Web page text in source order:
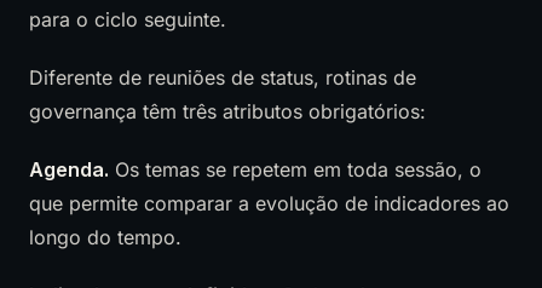
para o ciclo seguinte.
Diferente de reuniões de status, rotinas de
governança têm três atributos obrigatórios:
Agenda. Os temas se repetem em toda sessão, o
que permite comparar a evolução de indicadores ao
longo do tempo.